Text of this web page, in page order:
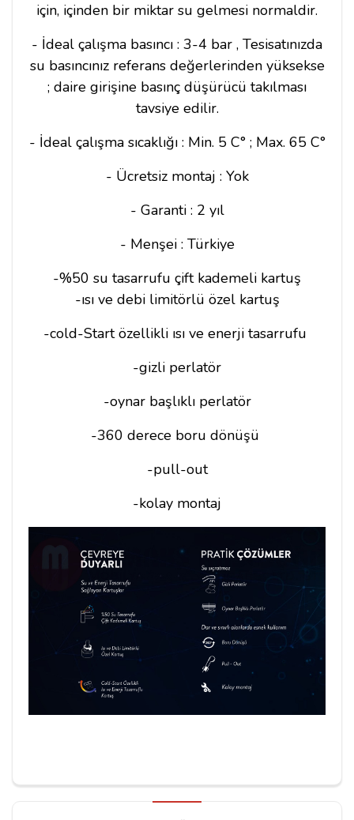
için, içinden bir miktar su gelmesi normaldir.
- İdeal çalışma basıncı : 3-4 bar , Tesisatınızda
su basıncınız referans değerlerinden yüksekse
; daire girişine basınç düşürücü takılması
tavsiye edilir.
- İdeal çalışma sıcaklığı : Min. 5 C° ; Max. 65 C°
- Ücretsiz montaj : Yok
- Garanti : 2 yıl
- Menşei : Türkiye
-%50 su tasarrufu çift kademeli kartuş
-ısı ve debi limitörlü özel kartuş
-cold-Start özellikli ısı ve enerji tasarrufu
-gizli perlatör
-oynar başlıklı perlatör
-360 derece boru dönüşü
-pull-out
-kolay montaj